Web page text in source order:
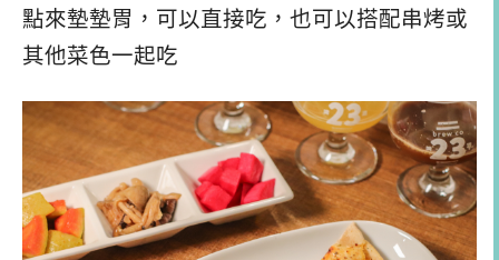
點來墊墊胃，可以直接吃，也可以搭配串烤或
其他菜色一起吃